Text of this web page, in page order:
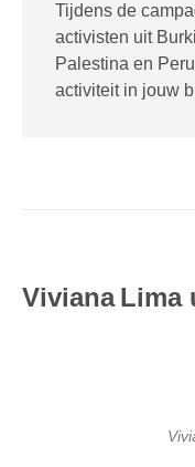
Tijdens de
activisten uit
Palestina en
activiteit in jouw
Viviana